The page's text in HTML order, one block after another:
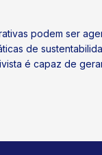
podem ser
de
é capaz de